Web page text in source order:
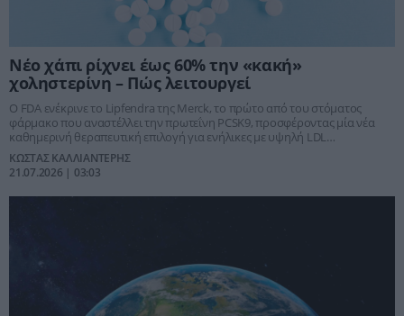
Νέο χάπι ρίχνει έως 60% την «κακή»
χοληστερίνη – Πώς λειτουργεί
Ο FDA ενέκρινε το Lipfendra της Merck, το πρώτο από του στόματος
φάρμακο που αναστέλλει την πρωτεΐνη PCSK9, προσφέροντας μία νέα
καθημερινή θεραπευτική επιλογή για ενήλικες με υψηλή LDL
χοληστερόλη.
ΚΩΣΤΑΣ ΚΑΛΛΙΑΝΤΕΡΗΣ
21.07.2026 | 03:03